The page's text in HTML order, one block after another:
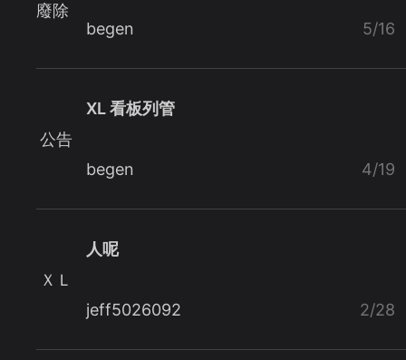
廢除
begen 5/16
公告
XL 看板列管
begen 4/19
ＸＬ
人呢
jeff5026092 2/28